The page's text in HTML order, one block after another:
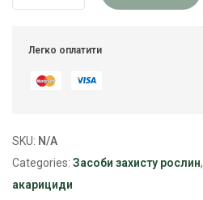
Легко оплатити
SKU: N/A
Categories: Засоби захисту рослин,
акарициди